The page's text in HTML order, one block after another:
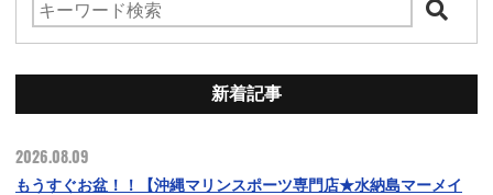
新着記事
2026.08.09
もうすぐお盆！！【沖縄マリンスポーツ専門店★水納島マーメイ